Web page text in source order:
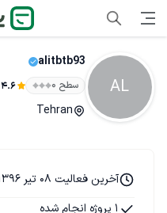
AL
alitbtb93
سطح ۰ 4.6
Tehran
آخرین فعالیت 08 تیر 1396
1 پروژه انجام شده